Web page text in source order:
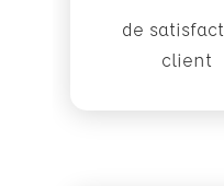
de
client